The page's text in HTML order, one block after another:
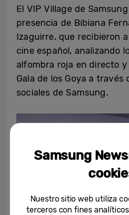
El VIP Village de
presencia de Bibiana
Izaguirre, que recibieron
cine español, analizando
alfombra roja en directo
Gala de los Goya a través
sociales de Samsung.
Samsung
Nuestro sitio web utiliza
terceros con fines